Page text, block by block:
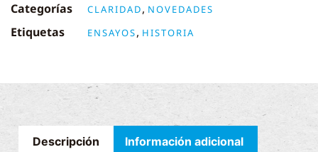
Categorías CLARIDAD, NOVEDADES
Etiquetas ENSAYOS, HISTORIA
Descripción Información adicional